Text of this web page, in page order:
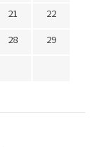
21
22
28
29